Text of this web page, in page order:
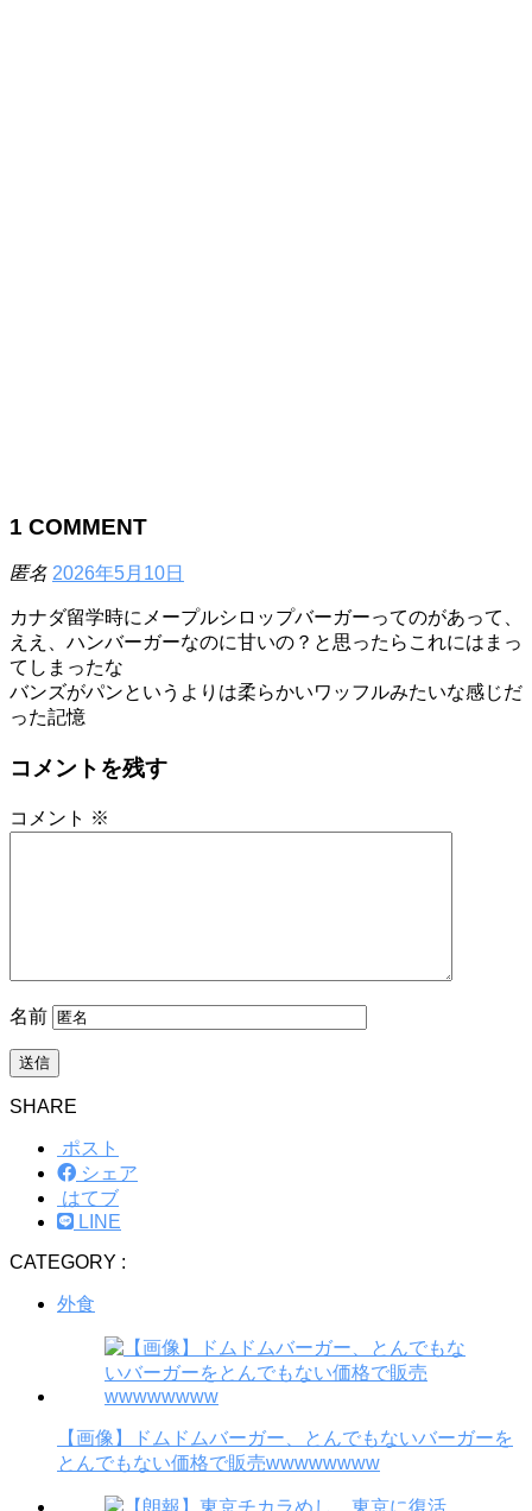
1 COMMENT
匿名 2026年5月10日
カナダ留学時にメープルシロップバーガーってのがあって、
ええ、ハンバーガーなのに甘いの？と思ったらこれにはまっ
てしまったな
バンズがパンというよりは柔らかいワッフルみたいな感じだ
った記憶
コメントを残す
コメント ※
名前
SHARE
ポスト
シェア
はてブ
LINE
CATEGORY :
外食
【画像】ドムドムバーガー、とんでもないバーガーを
とんでもない価格で販売wwwwwwww